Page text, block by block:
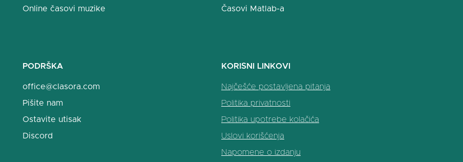
Online časovi muzike
Časovi Matlab-a
PODRŠKA
office@clasora.com
Pišite nam
Ostavite utisak
Discord
KORISNI LINKOVI
Najčešće postavljena pitanja
Politika privatnosti
Politika upotrebe kolačića
Uslovi korišćenja
Napomene o izdanju